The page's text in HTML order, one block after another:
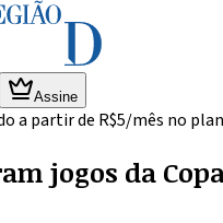
Assine
a partir de R$5/mês no
jogos da